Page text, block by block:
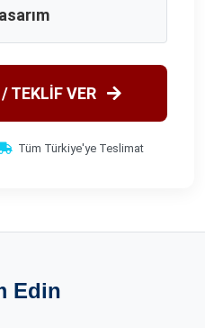
TEKLİF VER
Tüm Türkiye'ye Teslimat
Edin